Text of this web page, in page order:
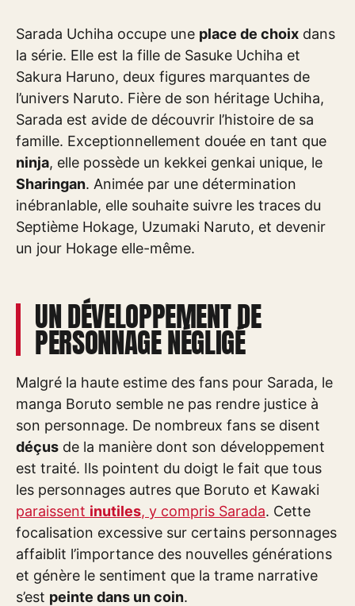
Sarada Uchiha occupe une place de choix dans
la série. Elle est la fille de Sasuke Uchiha et
Sakura Haruno, deux figures marquantes de
l’univers Naruto. Fière de son héritage Uchiha,
Sarada est avide de découvrir l’histoire de sa
famille. Exceptionnellement douée en tant que
ninja, elle possède un kekkei genkai unique, le
Sharingan. Animée par une détermination
inébranlable, elle souhaite suivre les traces du
Septième Hokage, Uzumaki Naruto, et devenir
un jour Hokage elle-même.
UN DÉVELOPPEMENT DE
PERSONNAGE NÉGLIGÉ
Malgré la haute estime des fans pour Sarada, le
manga Boruto semble ne pas rendre justice à
son personnage. De nombreux fans se disent
déçus de la manière dont son développement
est traité. Ils pointent du doigt le fait que tous
les personnages autres que Boruto et Kawaki
paraissent inutiles, y compris Sarada. Cette
focalisation excessive sur certains personnages
affaiblit l’importance des nouvelles générations
et génère le sentiment que la trame narrative
s’est peinte dans un coin.